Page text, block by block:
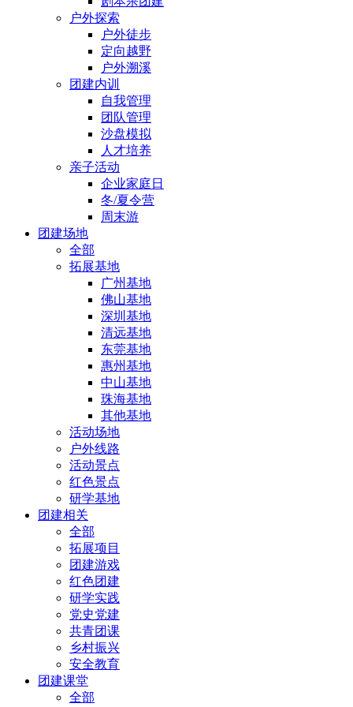
户外探索
户外徒步
定向越野
户外溯溪
团建内训
自我管理
团队管理
沙盘模拟
人才培养
亲子活动
企业家庭日
冬/夏令营
周末游
团建场地
全部
拓展基地
广州基地
佛山基地
深圳基地
清远基地
东莞基地
惠州基地
中山基地
珠海基地
其他基地
活动场地
户外线路
活动景点
红色景点
研学基地
团建相关
全部
拓展项目
团建游戏
红色团建
研学实践
党史党建
共青团课
乡村振兴
安全教育
团建课堂
全部